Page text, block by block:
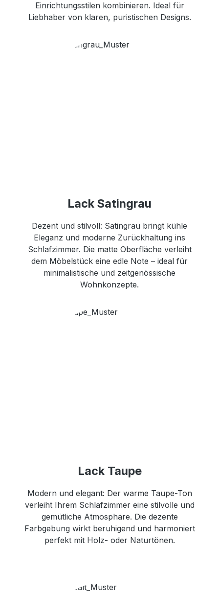
Einrichtungsstilen kombinieren. Ideal für
Liebhaber von klaren, puristischen Designs.
Lack Satingrau
Dezent und stilvoll: Satingrau bringt kühle
Eleganz und moderne Zurückhaltung ins
Schlafzimmer. Die matte Oberfläche verleiht
dem Möbelstück eine edle Note – ideal für
minimalistische und zeitgenössische
Wohnkonzepte.
Lack Taupe
Modern und elegant: Der warme Taupe-Ton
verleiht Ihrem Schlafzimmer eine stilvolle und
gemütliche Atmosphäre. Die dezente
Farbgebung wirkt beruhigend und harmoniert
perfekt mit Holz- oder Naturtönen.